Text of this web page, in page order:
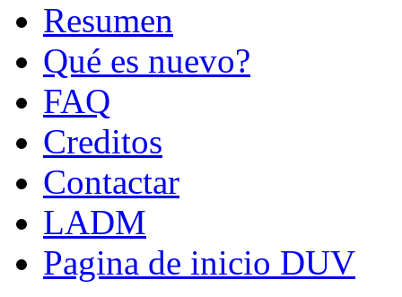
Resumen
Qué es nuevo?
FAQ
Creditos
Contactar
LADM
Pagina de inicio DUV